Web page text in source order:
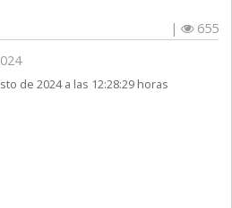
|
655
de 2024 a las 12:28:29 horas